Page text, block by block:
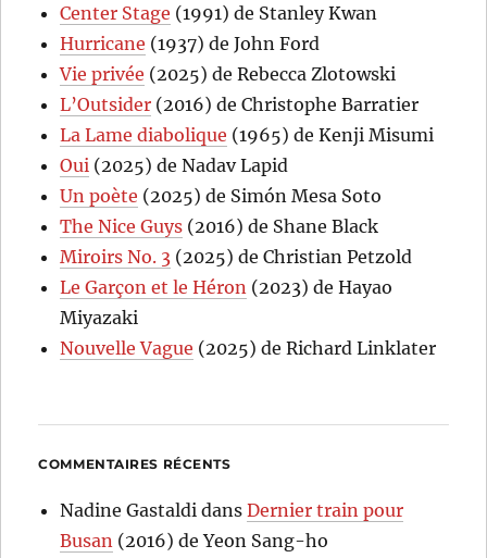
Center Stage (1991) de Stanley Kwan
Hurricane (1937) de John Ford
Vie privée (2025) de Rebecca Zlotowski
L’Outsider (2016) de Christophe Barratier
La Lame diabolique (1965) de Kenji Misumi
Oui (2025) de Nadav Lapid
Un poète (2025) de Simón Mesa Soto
The Nice Guys (2016) de Shane Black
Miroirs No. 3 (2025) de Christian Petzold
Le Garçon et le Héron (2023) de Hayao
Miyazaki
Nouvelle Vague (2025) de Richard Linklater
COMMENTAIRES RÉCENTS
Nadine Gastaldi dansDernier train pour
Busan (2016) de Yeon Sang-ho